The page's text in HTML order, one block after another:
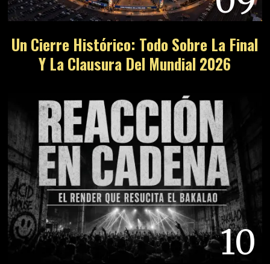
Un Cierre Histórico: Todo Sobre La Final
Y La Clausura Del Mundial 2026
10